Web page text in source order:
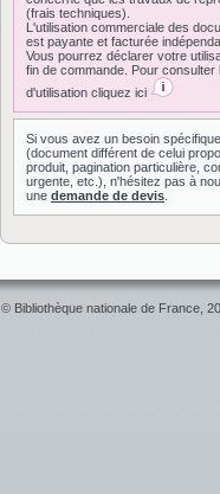
(frais techniques).
L'utilisation commerciale des
est payante et facturée
Vous pourrez déclarer votre
fin de commande. Pour consulter
d'utilisation cliquez ici
Si vous avez un besoin spécifique
(document différent de celui
produit, pagination particulière,
urgente, etc.), n'hésitez pas à
une demande de devis
© Bibliothèque nationale de France,